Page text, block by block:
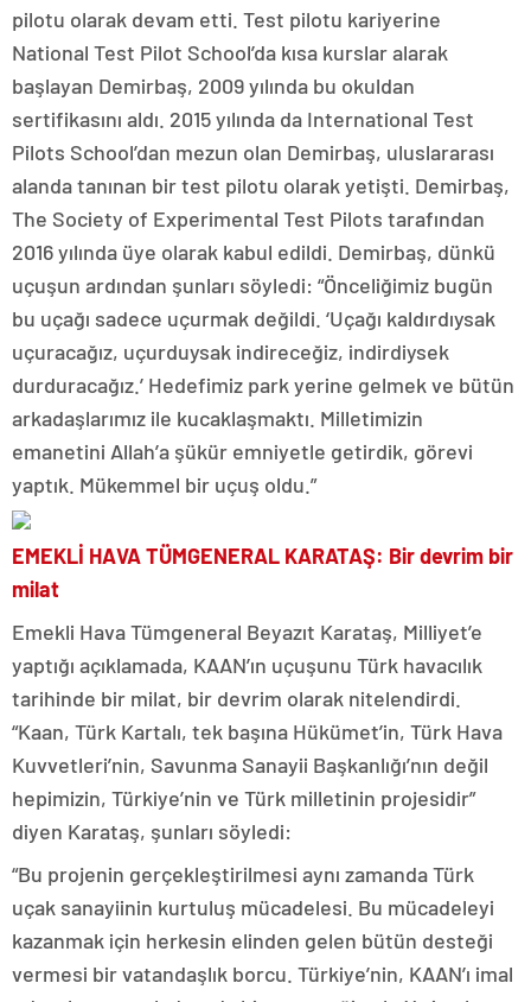
pilotu olarak devam etti. Test pilotu kariyerine
National Test Pilot School’da kısa kurslar alarak
başlayan Demirbaş, 2009 yılında bu okuldan
sertifikasını aldı. 2015 yılında da International Test
Pilots School’dan mezun olan Demirbaş, uluslararası
alanda tanınan bir test pilotu olarak yetişti. Demirbaş,
The Society of Experimental Test Pilots tarafından
2016 yılında üye olarak kabul edildi. Demirbaş, dünkü
uçuşun ardından şunları söyledi: “Önceliğimiz bugün
bu uçağı sadece uçurmak değildi. ‘Uçağı kaldırdıysak
uçuracağız, uçurduysak indireceğiz, indirdiysek
durduracağız.’ Hedefimiz park yerine gelmek ve bütün
arkadaşlarımız ile kucaklaşmaktı. Milletimizin
emanetini Allah’a şükür emniyetle getirdik, görevi
yaptık. Mükemmel bir uçuş oldu.”
EMEKLİ HAVA TÜMGENERAL KARATAŞ: Bir devrim bir
milat
Emekli Hava Tümgeneral Beyazıt Karataş, Milliyet’e
yaptığı açıklamada, KAAN’ın uçuşunu Türk havacılık
tarihinde bir milat, bir devrim olarak nitelendirdi.
“Kaan, Türk Kartalı, tek başına Hükümet’in, Türk Hava
Kuvvetleri’nin, Savunma Sanayii Başkanlığı’nın değil
hepimizin, Türkiye’nin ve Türk milletinin projesidir”
diyen Karataş, şunları söyledi:
“Bu projenin gerçekleştirilmesi aynı zamanda Türk
uçak sanayiinin kurtuluş mücadelesi. Bu mücadeleyi
kazanmak için herkesin elinden gelen bütün desteği
vermesi bir vatandaşlık borcu. Türkiye’nin, KAAN’ı imal